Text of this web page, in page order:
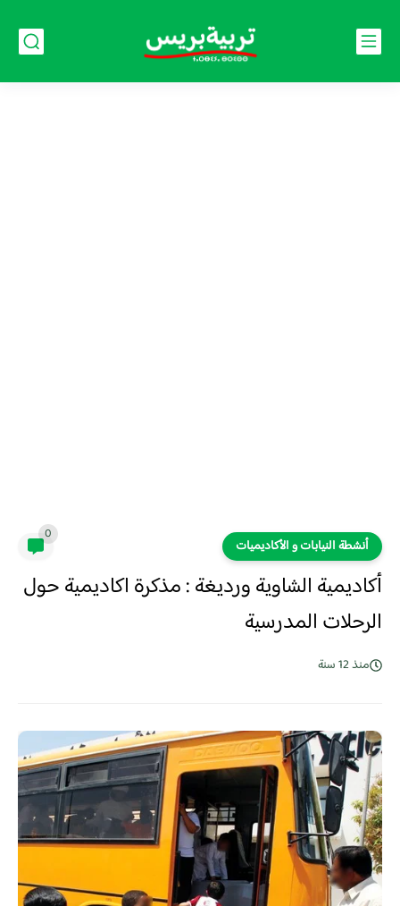
أنشطة النيابات و الأكاديميات
0
أكاديمية الشاوية ورديغة : مذكرة اكاديمية حول
الرحلات المدرسية
منذ 12 سنة